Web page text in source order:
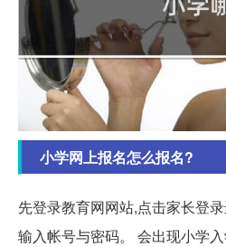
小学网上报名怎么报名?
先登录教育网网站,点击家长登
输入帐号与密码。 会出现小学